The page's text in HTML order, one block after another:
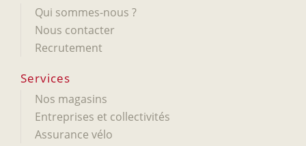
Qui sommes-nous ?
Nous contacter
Recrutement
Services
Nos magasins
Entreprises et collectivités
Assurance vélo